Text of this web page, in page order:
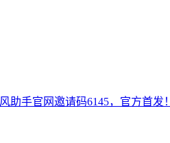
助手官网邀请码6145，官方首发！